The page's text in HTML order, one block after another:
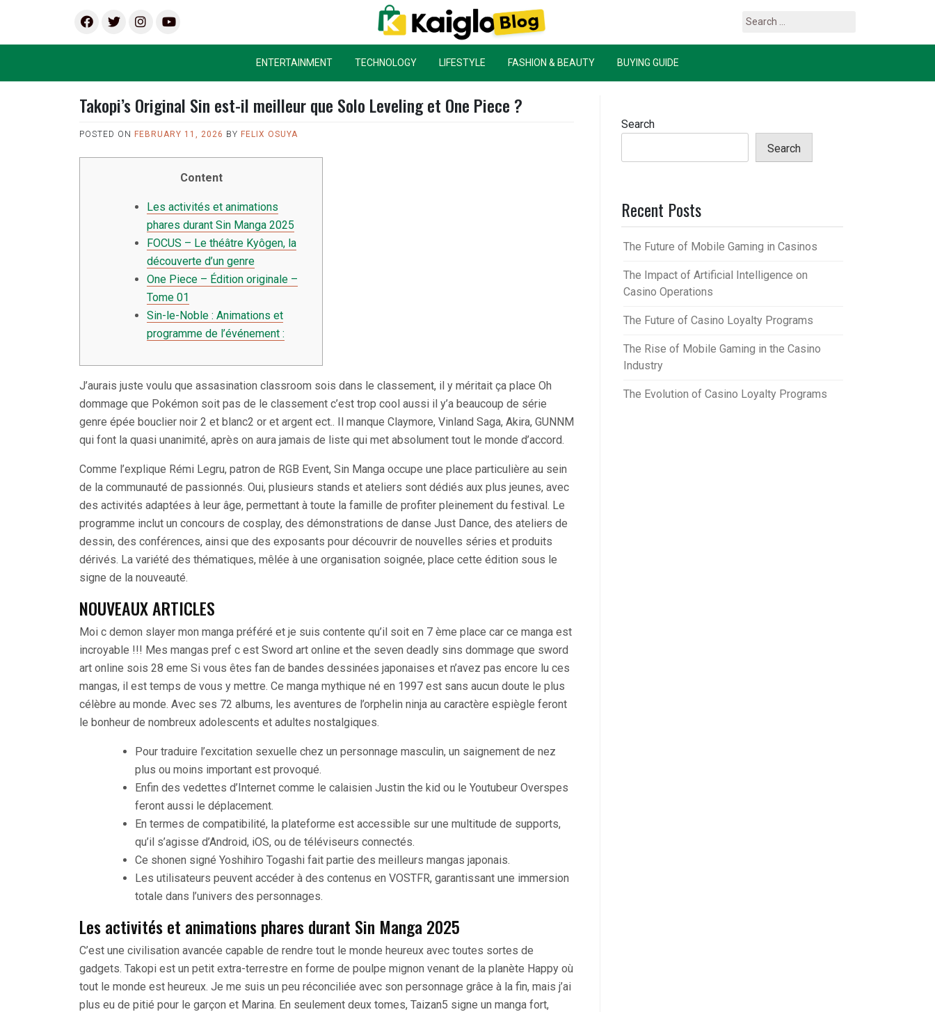
Men
Men
Men
Men
Kaiglo Blog
Search
ENTERTAINMENT TECHNOLOGY LIFESTYLE FASHION & BEAUTY BUYING GUIDE
Takopi’s Original Sin est-il meilleur que Solo Leveling et One Piece ?
POSTED ON FEBRUARY 11, 2026 BY FELIX OSUYA
Content
Les activités et animations
phares durant Sin Manga 2025
FOCUS – Le théâtre Kyôgen, la
découverte d’un genre
One Piece – Édition originale –
Tome 01
Sin-le-Noble : Animations et
programme de l’événement :
J’aurais juste voulu que assasination classroom sois dans le classement, il y méritait ça place Oh
dommage que Pokémon soit pas de le classement c’est trop cool aussi il y’a beaucoup de série
genre épée bouclier noir 2 et blanc2 or et argent ect.. Il manque Claymore, Vinland Saga, Akira, GUNNM
qui font la quasi unanimité, après on aura jamais de liste qui met absolument tout le monde d’accord.
Comme l’explique Rémi Legru, patron de RGB Event, Sin Manga occupe une place particulière au sein
de la communauté de passionnés. Oui, plusieurs stands et ateliers sont dédiés aux plus jeunes, avec
des activités adaptées à leur âge, permettant à toute la famille de profiter pleinement du festival. Le
programme inclut un concours de cosplay, des démonstrations de danse Just Dance, des ateliers de
dessin, des conférences, ainsi que des exposants pour découvrir de nouvelles séries et produits
dérivés. La variété des thématiques, mêlée à une organisation soignée, place cette édition sous le
signe de la nouveauté.
NOUVEAUX ARTICLES
Moi c demon slayer mon manga préféré et je suis contente qu’il soit en 7 ème place car ce manga est
incroyable !!! Mes mangas pref c est Sword art online et the seven deadly sins dommage que sword
art online sois 28 eme Si vous êtes fan de bandes dessinées japonaises et n’avez pas encore lu ces
mangas, il est temps de vous y mettre. Ce manga mythique né en 1997 est sans aucun doute le plus
célèbre au monde. Avec ses 72 albums, les aventures de l’orphelin ninja au caractère espiègle feront
le bonheur de nombreux adolescents et adultes nostalgiques.
Pour traduire l’excitation sexuelle chez un personnage masculin, un saignement de nez
plus ou moins important est provoqué.
Enfin des vedettes d’Internet comme le calaisien Justin the kid ou le Youtubeur Overspes
feront aussi le déplacement.
En termes de compatibilité, la plateforme est accessible sur une multitude de supports,
qu’il s’agisse d’Android, iOS, ou de téléviseurs connectés.
Ce shonen signé Yoshihiro Togashi fait partie des meilleurs mangas japonais.
Les utilisateurs peuvent accéder à des contenus en VOSTFR, garantissant une immersion
totale dans l’univers des personnages.
Les activités et animations phares durant Sin Manga 2025
C’est une civilisation avancée capable de rendre tout le monde heureux avec toutes sortes de
gadgets. Takopi est un petit extra-terrestre en forme de poulpe mignon venant de la planète Happy où
tout le monde est heureux. Je me suis un peu réconciliée avec son personnage grâce à la fin, mais j’ai
plus eu de pitié pour le garçon et Marina. En seulement deux tomes, Taizan5 signe un manga fort,
Search
Search
Recent Posts
The Future of Mobile Gaming in Casinos
The Impact of Artificial Intelligence on
Casino Operations
The Future of Casino Loyalty Programs
The Rise of Mobile Gaming in the Casino
Industry
The Evolution of Casino Loyalty Programs